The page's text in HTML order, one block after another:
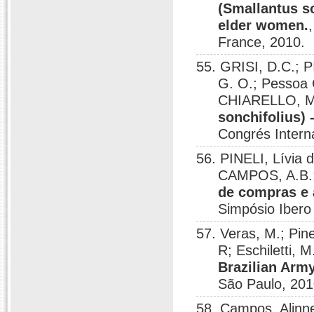
(Smallantus
elder women.
France, 2010.
55. GRISI, D.C.;
G. O.; Pessoa
CHIARELLO,
sonchifolius)
Congrés
56. PINELI, Lívia
CAMPOS,
de compras e
Simpósio
57. Veras, M.;
R; Eschiletti,
Brazilian
São Paulo,
58. Campos,